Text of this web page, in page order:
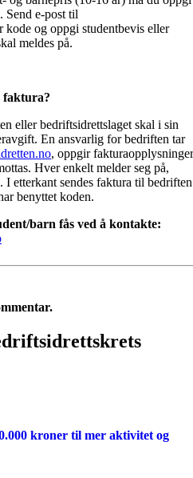
Send e-post til
kode og oppgi studentbevis eller
meldes på.
faktura?
eller bedriftsidrettslaget skal i sin
En ansvarlig for bedriften tar
, oppgir fakturaopplysninger
Hver enkelt melder seg på,
etterkant sendes faktura til bedriften
benyttet koden.
barn fås ved å kontakte:
kroner til mer aktivitet og